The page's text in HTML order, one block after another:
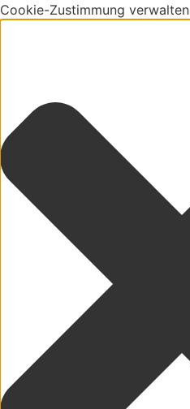
Cookie-Zustimmung verwalten